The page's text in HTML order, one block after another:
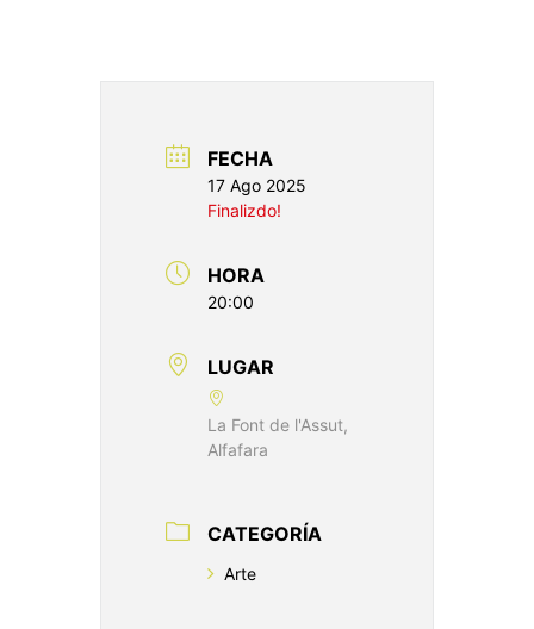
FECHA
17 Ago 2025
Finalizdo!
HORA
20:00
LUGAR
La Font de l'Assut,
Alfafara
CATEGORÍA
Arte